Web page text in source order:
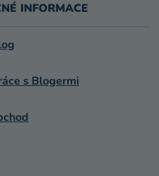
INFORMACE
s Blogermi